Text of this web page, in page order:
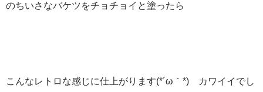
のちいさなバケツをチョチョイと塗ったら
こんなレトロな感じに仕上がります(*´ω｀*) カワイイでし